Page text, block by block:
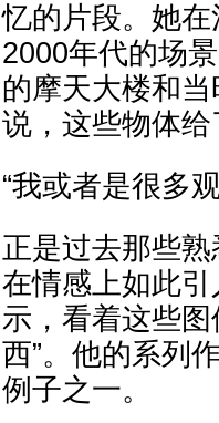
忆的片段。她
2000年代的场
的摩天大楼和
说，这些物体给
“我或者是很多
正是过去那些
在情感上如此
示，看着这些
西”。他的系列
例子之一。